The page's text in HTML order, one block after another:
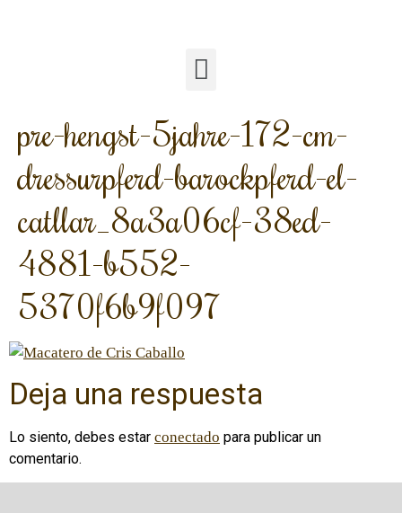
pre-hengst-5jahre-172-cm-
dressurpferd-barockpferd-el-
catllar_8a3a06cf-38ed-
4881-b552-
5370f6b9f097
Deja una respuesta
Lo siento, debes estar conectado para publicar un
comentario.